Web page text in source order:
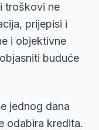
troškovi ne
prijepisi i
i objektivne
buduće
jednog dana
odabira kredita.